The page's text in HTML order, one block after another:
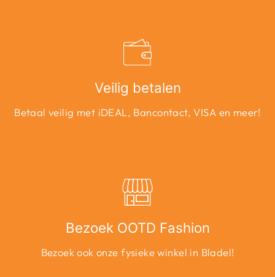
Veilig betalen
Betaal veilig met iDEAL, Bancontact, VISA en meer!
Bezoek OOTD Fashion
Bezoek ook onze fysieke winkel in Bladel!